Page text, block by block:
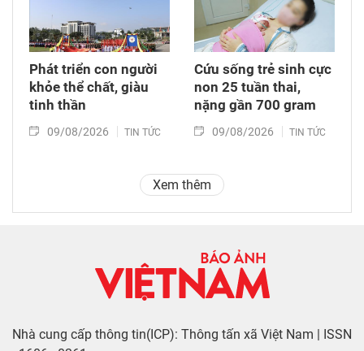
Phát triển con người
khỏe thể chất, giàu
tinh thần
09/08/2026 TIN TỨC
Cứu sống trẻ sinh cực
non 25 tuần thai,
nặng gần 700 gram
09/08/2026 TIN TỨC
Xem thêm
Nhà cung cấp thông tin(ICP): Thông tấn xã Việt Nam | ISSN